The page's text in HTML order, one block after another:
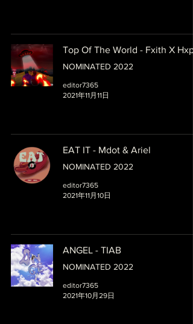
Top Of The World - Fxith X
NOMINATED 2022
editor7365
2021年11月11日
EAT IT - Mdot & Ariel
NOMINATED 2022
editor7365
2021年11月10日
ANGEL - TIAB
NOMINATED 2022
editor7365
2021年10月29日